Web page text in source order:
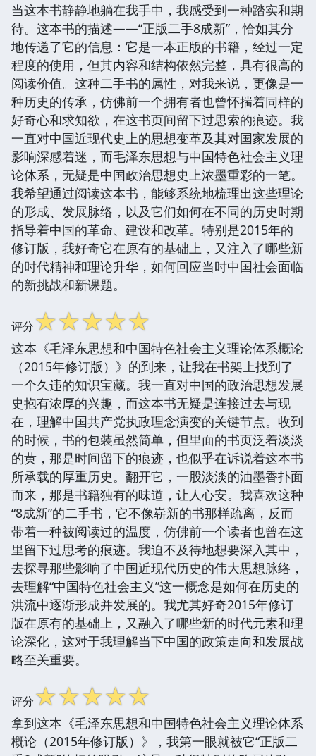
当这本书静静地躺在我手中，我感受到一种踏实和期
待。这本书的描述——“正版二手8成新”，恰如其分
地传递了它的信息：它是一本正版的书籍，经过一定
程度的使用，但其内容和结构依然完整，具有很高的
阅读价值。这种二手书的属性，对我来说，更像是一
种历史的传承，仿佛前一个拥有者也曾怀揣着同样的
好奇心和求知欲，在这书页间留下过思索的痕迹。我
一直对中国近现代史上的思想变革及其对国家发展的
影响深感着迷，而毛泽东思想与中国特色社会主义理
论体系，无疑是中国政治思想史上浓墨重彩的一笔。
我希望通过阅读这本书，能够系统地梳理出这些理论
的形成、发展脉络，以及它们如何在不同的历史时期
指导着中国的革命、建设和改革。特别是2015年的
修订版，我好奇它在原有的基础上，又注入了哪些新
的时代精神和理论升华，如何回应当时中国社会面临
的新挑战和新课题。
评分☆☆☆☆☆
这本《毛泽东思想和中国特色社会主义理论体系概论
（2015年修订版）》的到来，让我在书架上找到了
一个久违的知识宝藏。我一直对中国的政治思想发展
史抱有浓厚的兴趣，而这本书无疑是连接过去与现
在，理解中国共产党执政理念演变的关键节点。收到
的时候，书的包装虽然简单，但里面的书页泛着淡淡
的黄，那是时间留下的痕迹，也似乎在诉说着这本书
所承载的厚重历史。翻开它，一股淡淡的油墨香扑面
而来，那是书籍独有的味道，让人心安。我喜欢这种
“8成新”的二手书，它不像崭新的书那样疏离，反而
带着一种被阅读过的温度，仿佛前一个读者也曾在这
里留下过思考的痕迹。我迫不及待地想要深入其中，
去探寻那些影响了中国近现代历史的伟大思想脉络，
去理解“中国特色社会主义”这一概念是如何在历史的
洪流中逐渐形成并发展的。我尤其好奇2015年修订
版在原有的基础上，又融入了哪些新的时代元素和理
论深化，这对于我理解当下中国的政策走向和发展战
略至关重要。
评分☆☆☆☆☆
拿到这本《毛泽东思想和中国特色社会主义理论体系
概论（2015年修订版）》，我第一眼就被它“正版二